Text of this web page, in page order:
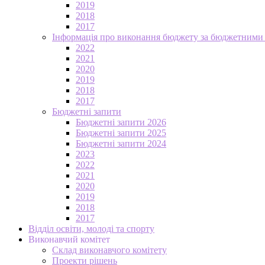
2019
2018
2017
Інформація про виконання бюджету за
2022
2021
2020
2019
2018
2017
Бюджетні запити
Бюджетні запити 2026
Бюджетні запити 2025
Бюджетні запити 2024
2023
2022
2021
2020
2019
2018
2017
Відділ освіти, молоді та спорту
Виконавчий комітет
Склад виконавчого комітету
Проекти рішень